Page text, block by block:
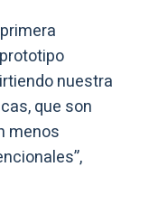
nuestra
que son
menos